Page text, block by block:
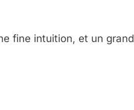
fine intuition, et un grand